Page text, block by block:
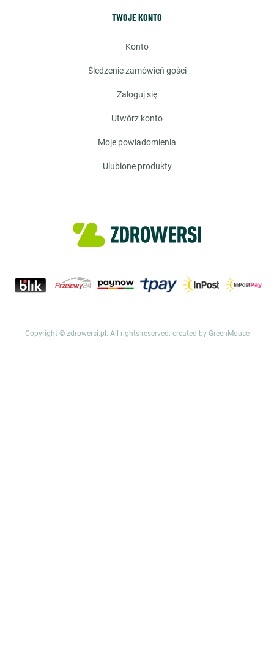
TWOJE KONTO
konto
śledzenie zamówień gości
zaloguj się
utwórz konto
moje powiadomienia
ulubione produkty
Copyright © zdrowersi.pl. All rights reserved. created by GreenMouse